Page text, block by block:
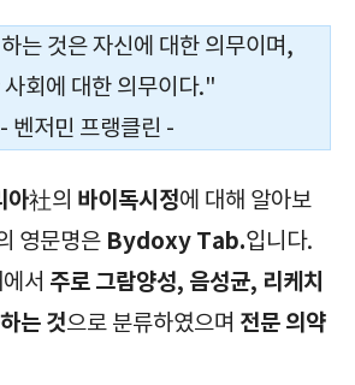
는 것은 자신에 대한 의무이며,
사회에 대한 의무이다."
- 벤저민 프랭클린 -
아社의 바이독시정에 대해 알아보
영문명은 Bydoxy Tab.입니다.
서 주로 그람양성, 음성균, 리케치
는 것으로 분류하였으며 전문 의약